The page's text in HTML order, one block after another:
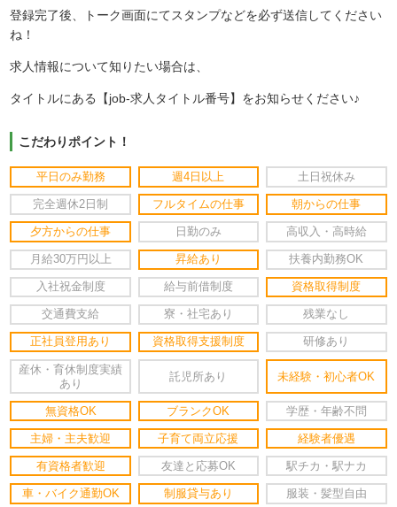
登録完了後、トーク画面にてスタンプなどを必ず送信してください
ね！
求人情報について知りたい場合は、
タイトルにある【job-求人タイトル番号】をお知らせください♪
こだわりポイント！
平日のみ勤務 週4日以上 土日祝休み
完全週休2日制 フルタイムの仕事 朝からの仕事
夕方からの仕事 日勤のみ 高収入・高時給
月給30万円以上 昇給あり 扶養内勤務OK
入社祝金制度 給与前借制度 資格取得制度
交通費支給 寮・社宅あり 残業なし
正社員登用あり 資格取得支援制度 研修あり
産休・育休制度実績
あり
託児所あり 未経験・初心者OK
無資格OK ブランクOK 学歴・年齢不問
主婦・主夫歓迎 子育て両立応援 経験者優遇
有資格者歓迎 友達と応募OK 駅チカ・駅ナカ
車・バイク通勤OK 制服貸与あり 服装・髪型自由